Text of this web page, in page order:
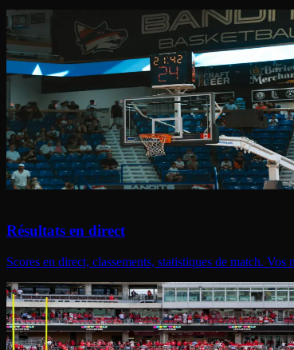
Résultats en direct
Scores en direct, classements, statistiques de match.